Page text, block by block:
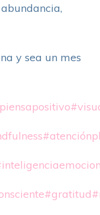
y sea un mes
#gratitud